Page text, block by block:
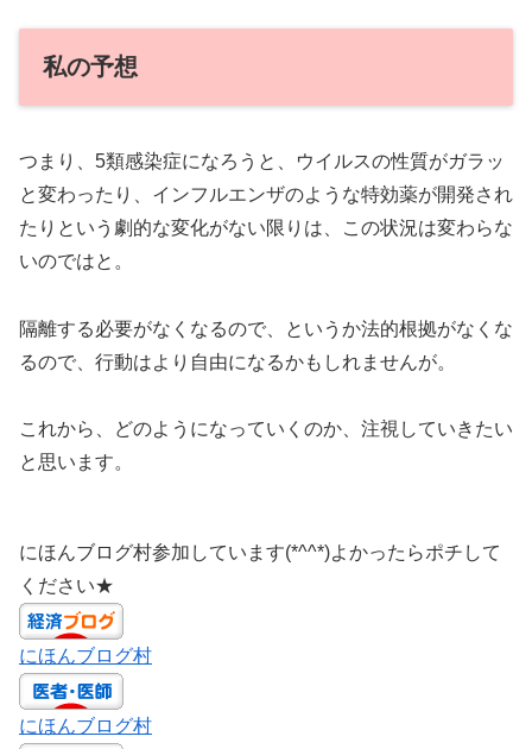
私の予想
つまり、5類感染症になろうと、ウイルスの性質がガラッ
と変わったり、インフルエンザのような特効薬が開発され
たりという劇的な変化がない限りは、この状況は変わらな
いのではと。
隔離する必要がなくなるので、というか法的根拠がなくな
るので、行動はより自由になるかもしれませんが。
これから、どのようになっていくのか、注視していきたい
と思います。
にほんブログ村参加しています(*^^*)よかったらポチして
ください★
にほんブログ村
にほんブログ村